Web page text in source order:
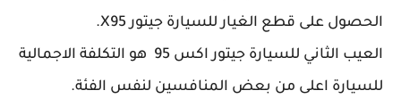
الحصول على قطع الغيار للسيارة جيتور X95.
العيب الثاني للسيارة جيتور اكس 95 هو التكلفة الاجمالية
للسيارة اعلى من بعض المنافسين لنفس الفئة.